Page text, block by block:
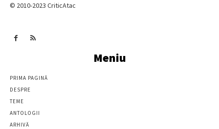
© 2010-2023 CriticAtac
Meniu
PRIMA PAGINĂ
DESPRE
TEME
ANTOLOGII
ARHIVĂ